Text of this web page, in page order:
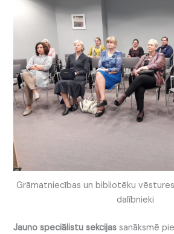
Grāmatniecības un bibliotēku
dalībnieki
Jauno speciālistu sekcijas sanāksmē